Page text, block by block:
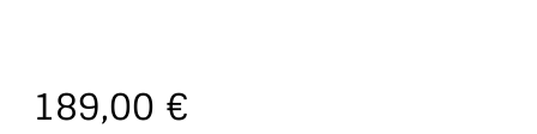
189,00 €